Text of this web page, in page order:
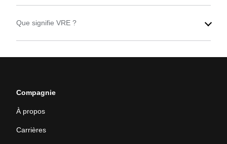
Que signifie VRE ?
Compagnie
À propos
Carrières